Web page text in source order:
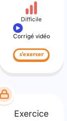
Difficile
Corrigé vidéo
s'exercer
Exercice